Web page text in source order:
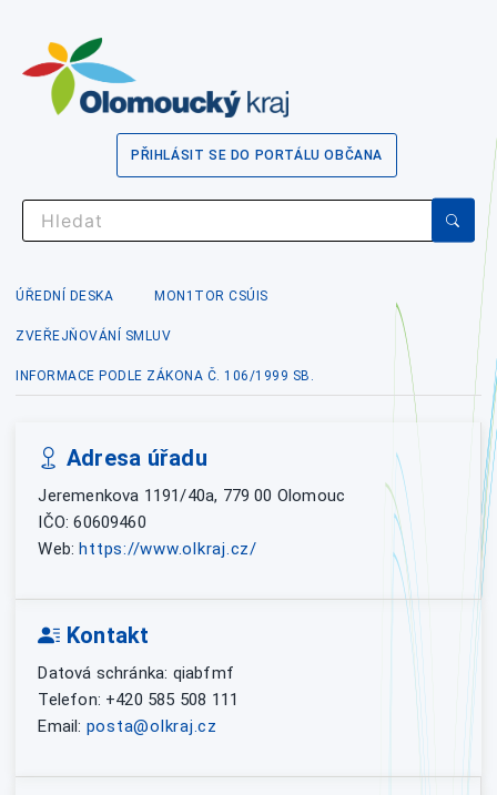
PŘIHLÁSIT SE DO PORTÁLU OBČANA
ÚŘEDNÍ DESKA MON1TOR CSÚIS
ZVEŘEJŇOVÁNÍ SMLUV
INFORMACE PODLE ZÁKONA Č. 106/1999 SB.
Adresa úřadu
Jeremenkova 1191/40a, 779 00 Olomouc
IČO: 60609460
Web: https://www.olkraj.cz/
Kontakt
Datová schránka: qiabfmf
Telefon: +420 585 508 111
Email: posta@olkraj.cz